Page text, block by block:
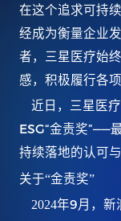
在这个追求可持
经成为衡量企业
者，三星医疗始
感，积极履行各
近日，三星医
ESG“金责奖”——
持续落地的认可与
关于“金责奖”
2024年9月，新